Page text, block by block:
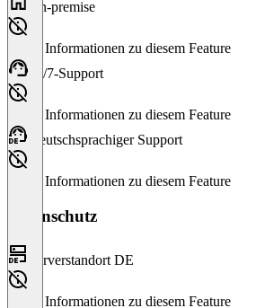
On-premise
Keine Informationen zu diesem Feature
24/7-Support
Keine Informationen zu diesem Feature
Deutschsprachiger Support
Keine Informationen zu diesem Feature
Datenschutz
Serverstandort DE
Keine Informationen zu diesem Feature